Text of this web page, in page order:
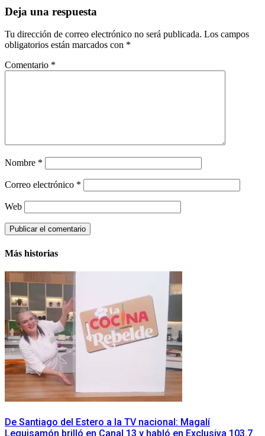
Deja una respuesta
Tu dirección de correo electrónico no será publicada. Los campos
obligatorios están marcados con *
Comentario *
Nombre *
Correo electrónico *
Web
Más historias
De Santiago del Estero a la TV nacional: Magalí
Leguisamón brilló en Canal 13 y habló en Exclusiva 103.7